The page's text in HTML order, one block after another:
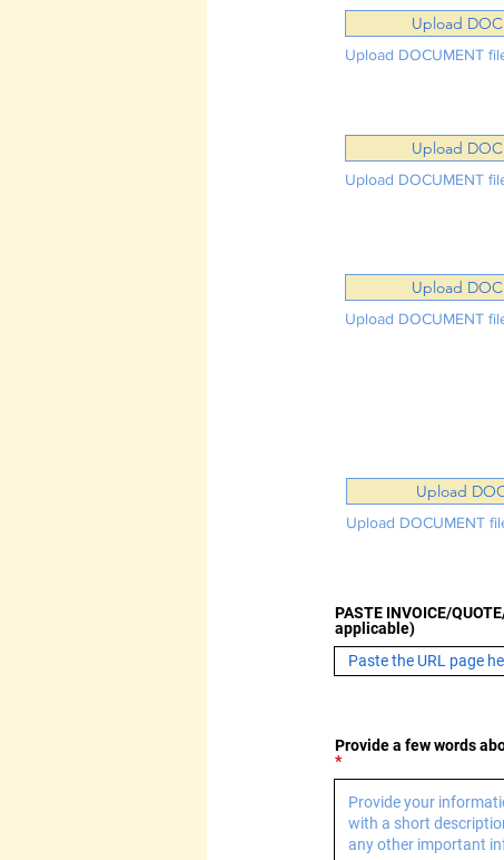
Upload
Upload DOCUMENT
Upload
Upload DOCUMENT
Upload
Upload DOCUMENT
Upload
Upload DOCUMENT
PASTE INVOICE/
applicable)
Provide a few words